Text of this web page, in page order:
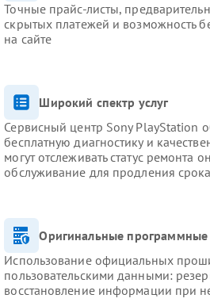
Точные прайс-листы,
скрытых платежей и возможность
на сайте
Широкий спектр услуг
Сервисный центр Sony PlayStation
бесплатную диагностику и
могут отслеживать статус ремонта
обслуживание для продления
Оригинальные
Использование официальных
пользовательскими данными:
восстановление информации при